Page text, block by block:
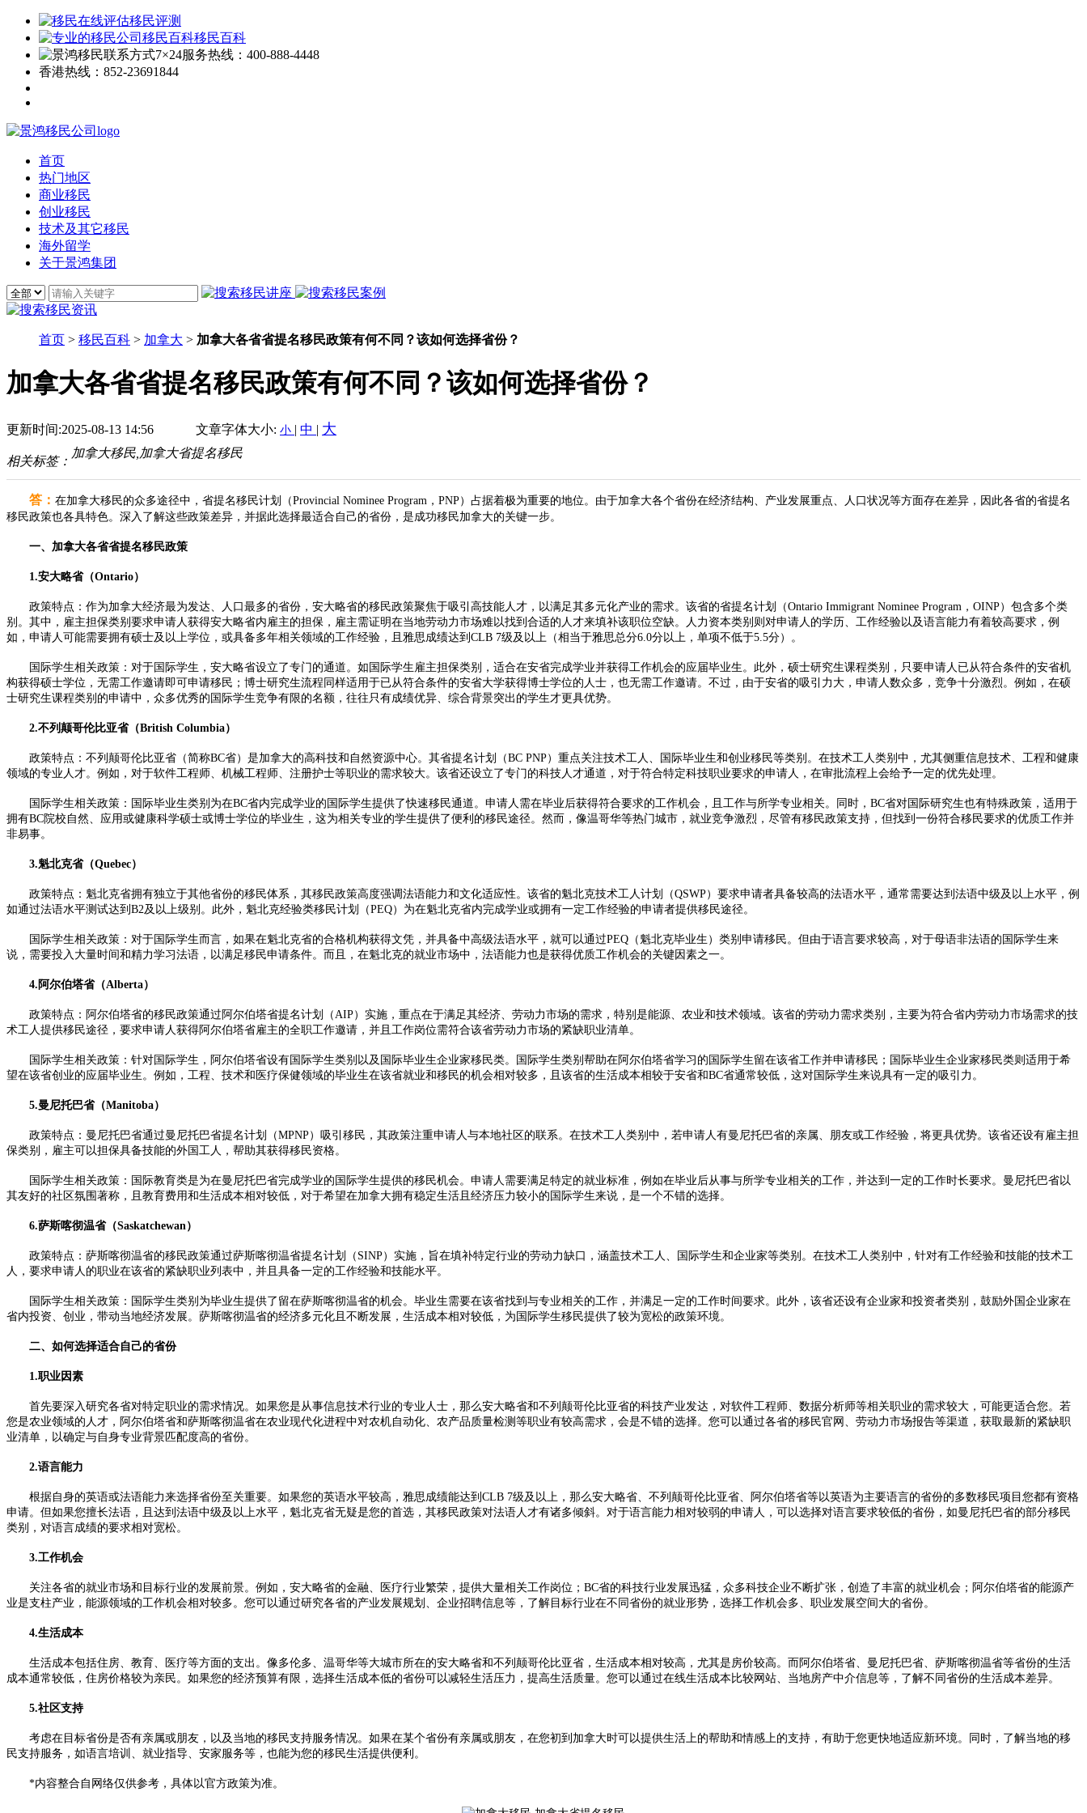
移民评测
移民百科
7×24服务热线： 400-888-4448
香港热线： 852-23691844
首页
热门地区
商业移民
创业移民
技术及其它移民
海外留学
关于景鸿集团
首页 > 移民百科 > 加拿大 > 加拿大各省省提名移民政策有何不同？该如何选择省份？
加拿大各省省提名移民政策有何不同？该如何选择省份？
更新时间:2025-08-13 14:56 文章字体大小: 小 | 中 | 大
相关标签：
加拿大移民,加拿大省提名移民
答： 在加拿大移民的众多途径中，省提名移民计划（Provincial Nominee Program，PNP）占据着极为重要的地位。由于加拿大各个省份在经济结构、产业发展重点、人口状况等方面存在差异，因此各省的省提名
移民政策也各具特色。深入了解这些政策差异，并据此选择最适合自己的省份，是成功移民加拿大的关键一步。
一、加拿大各省省提名移民政策
1.安大略省（Ontario）
政策特点：作为加拿大经济最为发达、人口最多的省份，安大略省的移民政策聚焦于吸引高技能人才，以满足其多元化产业的需求。该省的省提名计划（Ontario Immigrant Nominee Program，OINP）包含多个类
别。其中，雇主担保类别要求申请人获得安大略省内雇主的担保，雇主需证明在当地劳动力市场难以找到合适的人才来填补该职位空缺。人力资本类别则对申请人的学历、工作经验以及语言能力有着较高要求，例
如，申请人可能需要拥有硕士及以上学位，或具备多年相关领域的工作经验，且雅思成绩达到CLB 7级及以上（相当于雅思总分6.0分以上，单项不低于5.5分）。
国际学生相关政策：对于国际学生，安大略省设立了专门的通道。如国际学生雇主担保类别，适合在安省完成学业并获得工作机会的应届毕业生。此外，硕士研究生课程类别，只要申请人已从符合条件的安省机
构获得硕士学位，无需工作邀请即可申请移民；博士研究生流程同样适用于已从符合条件的安省大学获得博士学位的人士，也无需工作邀请。不过，由于安省的吸引力大，申请人数众多，竞争十分激烈。例如，在硕
士研究生课程类别的申请中，众多优秀的国际学生竞争有限的名额，往往只有成绩优异、综合背景突出的学生才更具优势。
2.不列颠哥伦比亚省（British Columbia）
政策特点：不列颠哥伦比亚省（简称BC省）是加拿大的高科技和自然资源中心。其省提名计划（BC PNP）重点关注技术工人、国际毕业生和创业移民等类别。在技术工人类别中，尤其侧重信息技术、工程和健康
领域的专业人才。例如，对于软件工程师、机械工程师、注册护士等职业的需求较大。该省还设立了专门的科技人才通道，对于符合特定科技职业要求的申请人，在审批流程上会给予一定的优先处理。
国际学生相关政策：国际毕业生类别为在BC省内完成学业的国际学生提供了快速移民通道。申请人需在毕业后获得符合要求的工作机会，且工作与所学专业相关。同时，BC省对国际研究生也有特殊政策，适用于
拥有BC院校自然、应用或健康科学硕士或博士学位的毕业生，这为相关专业的学生提供了便利的移民途径。然而，像温哥华等热门城市，就业竞争激烈，尽管有移民政策支持，但找到一份符合移民要求的优质工作并
非易事。
3.魁北克省（Quebec）
政策特点：魁北克省拥有独立于其他省份的移民体系，其移民政策高度强调法语能力和文化适应性。该省的魁北克技术工人计划（QSWP）要求申请者具备较高的法语水平，通常需要达到法语中级及以上水平，例
如通过法语水平测试达到B2及以上级别。此外，魁北克经验类移民计划（PEQ）为在魁北克省内完成学业或拥有一定工作经验的申请者提供移民途径。
国际学生相关政策：对于国际学生而言，如果在魁北克省的合格机构获得文凭，并具备中高级法语水平，就可以通过PEQ（魁北克毕业生）类别申请移民。但由于语言要求较高，对于母语非法语的国际学生来
说，需要投入大量时间和精力学习法语，以满足移民申请条件。而且，在魁北克的就业市场中，法语能力也是获得优质工作机会的关键因素之一。
4.阿尔伯塔省（Alberta）
政策特点：阿尔伯塔省的移民政策通过阿尔伯塔省提名计划（AIP）实施，重点在于满足其经济、劳动力市场的需求，特别是能源、农业和技术领域。该省的劳动力需求类别，主要为符合省内劳动力市场需求的技
术工人提供移民途径，要求申请人获得阿尔伯塔省雇主的全职工作邀请，并且工作岗位需符合该省劳动力市场的紧缺职业清单。
国际学生相关政策：针对国际学生，阿尔伯塔省设有国际学生类别以及国际毕业生企业家移民类。国际学生类别帮助在阿尔伯塔省学习的国际学生留在该省工作并申请移民；国际毕业生企业家移民类则适用于希
望在该省创业的应届毕业生。例如，工程、技术和医疗保健领域的毕业生在该省就业和移民的机会相对较多，且该省的生活成本相较于安省和BC省通常较低，这对国际学生来说具有一定的吸引力。
5.曼尼托巴省（Manitoba）
政策特点：曼尼托巴省通过曼尼托巴省提名计划（MPNP）吸引移民，其政策注重申请人与本地社区的联系。在技术工人类别中，若申请人有曼尼托巴省的亲属、朋友或工作经验，将更具优势。该省还设有雇主担
保类别，雇主可以担保具备技能的外国工人，帮助其获得移民资格。
国际学生相关政策：国际教育类是为在曼尼托巴省完成学业的国际学生提供的移民机会。申请人需要满足特定的就业标准，例如在毕业后从事与所学专业相关的工作，并达到一定的工作时长要求。曼尼托巴省以
其友好的社区氛围著称，且教育费用和生活成本相对较低，对于希望在加拿大拥有稳定生活且经济压力较小的国际学生来说，是一个不错的选择。
6.萨斯喀彻温省（Saskatchewan）
政策特点：萨斯喀彻温省的移民政策通过萨斯喀彻温省提名计划（SINP）实施，旨在填补特定行业的劳动力缺口，涵盖技术工人、国际学生和企业家等类别。在技术工人类别中，针对有工作经验和技能的技术工
人，要求申请人的职业在该省的紧缺职业列表中，并且具备一定的工作经验和技能水平。
国际学生相关政策：国际学生类别为毕业生提供了留在萨斯喀彻温省的机会。毕业生需要在该省找到与专业相关的工作，并满足一定的工作时间要求。此外，该省还设有企业家和投资者类别，鼓励外国企业家在
省内投资、创业，带动当地经济发展。萨斯喀彻温省的经济多元化且不断发展，生活成本相对较低，为国际学生移民提供了较为宽松的政策环境。
二、如何选择适合自己的省份
1.职业因素
首先要深入研究各省对特定职业的需求情况。如果您是从事信息技术行业的专业人士，那么安大略省和不列颠哥伦比亚省的科技产业发达，对软件工程师、数据分析师等相关职业的需求较大，可能更适合您。若
您是农业领域的人才，阿尔伯塔省和萨斯喀彻温省在农业现代化进程中对农机自动化、农产品质量检测等职业有较高需求，会是不错的选择。您可以通过各省的移民官网、劳动力市场报告等渠道，获取最新的紧缺职
业清单，以确定与自身专业背景匹配度高的省份。
2.语言能力
根据自身的英语或法语能力来选择省份至关重要。如果您的英语水平较高，雅思成绩能达到CLB 7级及以上，那么安大略省、不列颠哥伦比亚省、阿尔伯塔省等以英语为主要语言的省份的多数移民项目您都有资格
申请。但如果您擅长法语，且达到法语中级及以上水平，魁北克省无疑是您的首选，其移民政策对法语人才有诸多倾斜。对于语言能力相对较弱的申请人，可以选择对语言要求较低的省份，如曼尼托巴省的部分移民
类别，对语言成绩的要求相对宽松。
3.工作机会
关注各省的就业市场和目标行业的发展前景。例如，安大略省的金融、医疗行业繁荣，提供大量相关工作岗位；BC省的科技行业发展迅猛，众多科技企业不断扩张，创造了丰富的就业机会；阿尔伯塔省的能源产
业是支柱产业，能源领域的工作机会相对较多。您可以通过研究各省的产业发展规划、企业招聘信息等，了解目标行业在不同省份的就业形势，选择工作机会多、职业发展空间大的省份。
4.生活成本
生活成本包括住房、教育、医疗等方面的支出。像多伦多、温哥华等大城市所在的安大略省和不列颠哥伦比亚省，生活成本相对较高，尤其是房价较高。而阿尔伯塔省、曼尼托巴省、萨斯喀彻温省等省份的生活
成本通常较低，住房价格较为亲民。如果您的经济预算有限，选择生活成本低的省份可以减轻生活压力，提高生活质量。您可以通过在线生活成本比较网站、当地房产中介信息等，了解不同省份的生活成本差异。
5.社区支持
考虑在目标省份是否有亲属或朋友，以及当地的移民支持服务情况。如果在某个省份有亲属或朋友，在您初到加拿大时可以提供生活上的帮助和情感上的支持，有助于您更快地适应新环境。同时，了解当地的移
民支持服务，如语言培训、就业指导、安家服务等，也能为您的移民生活提供便利。
*内容整合自网络仅供参考，具体以官方政策为准。